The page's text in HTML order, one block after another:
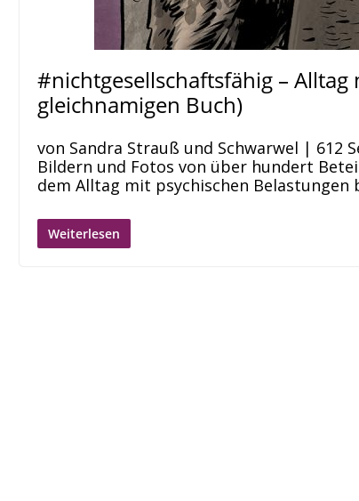
#nichtgesellschaftsfähig –
gleichnamigen Buch)
von Sandra Strauß und Schwarwel | 612
Bildern und Fotos von über hundert
dem Alltag mit psychischen Belastungen
Weiterlesen